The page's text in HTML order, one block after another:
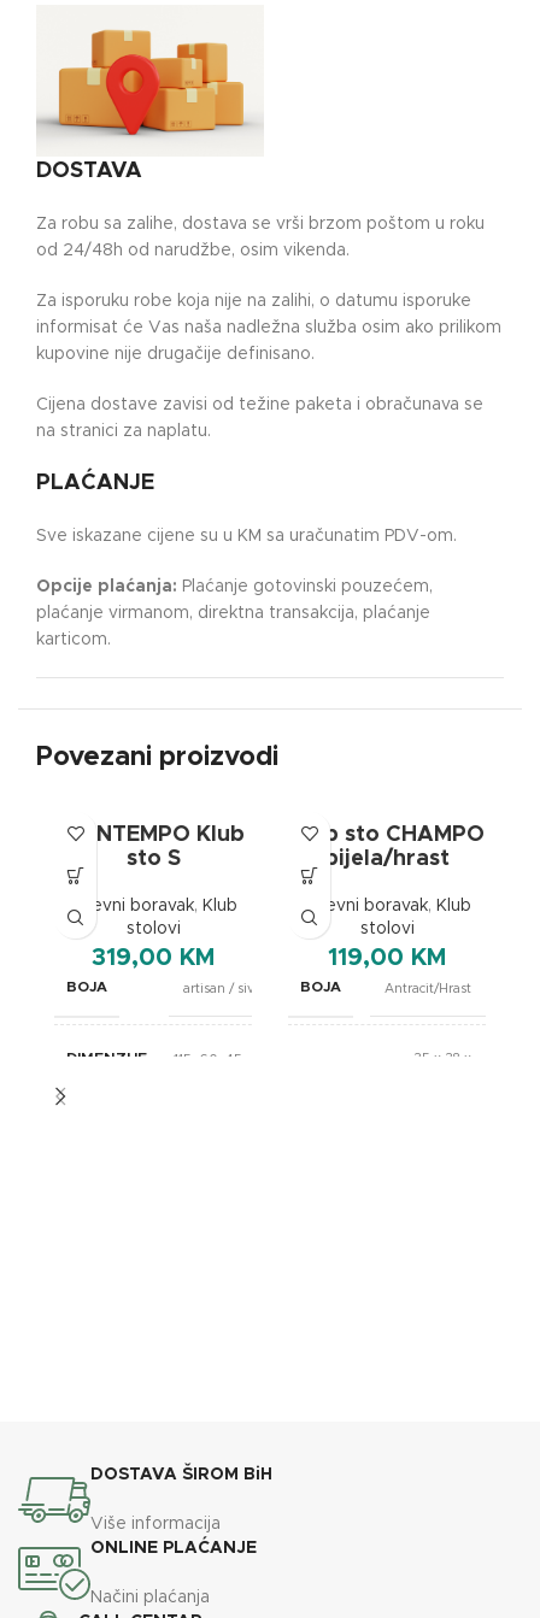
DOSTAVA
Za robu sa zalihe, dostava se vrši brzom poštom u roku
od 24/48h od narudžbe, osim vikenda.
Za isporuku robe koja nije na zalihi, o datumu isporuke
informisat će Vas naša nadležna služba osim ako prilikom
kupovine nije drugačije definisano.
Cijena dostave zavisi od težine paketa i obračunava se
na stranici za naplatu.
PLAĆANJE
Sve iskazane cijene su u KM sa uračunatim PDV-om.
Opcije plaćanja: Plaćanje gotovinski pouzećem,
plaćanje virmanom, direktna transakcija, plaćanje
karticom.
Povezani proizvodi
CONTEMPO Klub
sto S
Dnevni boravak, Klub
stolovi
319,00 KM
BOJA artisan / siva
DIMENZIJE 115x60x45cm
Klub sto CHAMPO
bijela/hrast
Dnevni boravak, Klub
stolovi
119,00 KM
BOJA Antracit/Hrast
35 x 38 x
DOSTAVA ŠIROM BiH
Više informacija
ONLINE PLAĆANJE
Načini plaćanja